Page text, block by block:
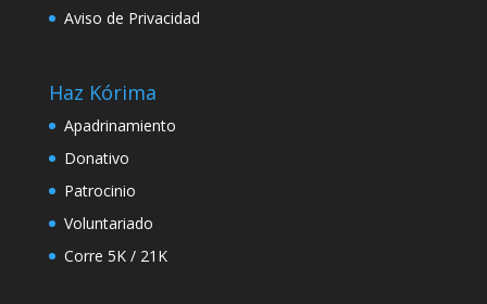
Aviso de Privacidad
Haz Kórima
Apadrinamiento
Donativo
Patrocinio
Voluntariado
Corre 5K / 21K